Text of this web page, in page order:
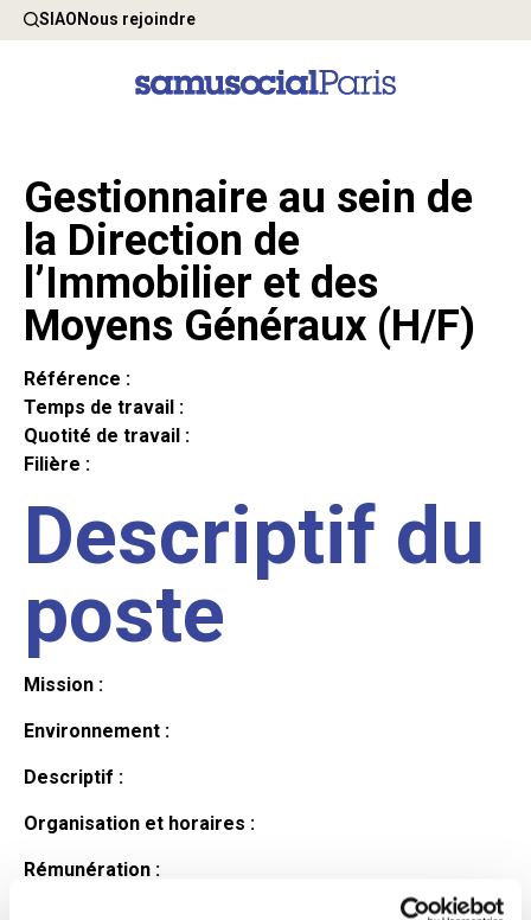
SIAONous rejoindre
Gestionnaire au sein de
la Direction de
l’Immobilier et des
Moyens Généraux (H/F)
Référence :
Temps de travail :
Quotité de travail :
Filière :
Descriptif du
poste
Mission :
Environnement :
Descriptif :
Organisation et horaires :
Rémunération :